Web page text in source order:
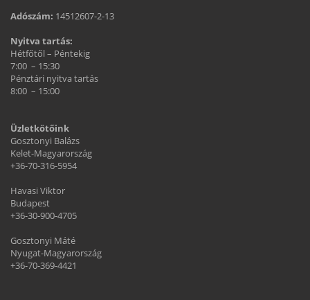
Adószám: 14512607-2-13
Nyitva tartás:
Hétfőtől – Péntekig
7:00 – 15:30
Pénztári nyitva tartás
8:00 – 15:00
Üzletkötőink
Gosztonyi Balázs
Kelet-Magyarország
+36-70-316-5954
Havasi Viktor
Budapest
+36-30-900-4705
Gosztonyi Máté
Nyugat-Magyarország
+36-70-369-4421